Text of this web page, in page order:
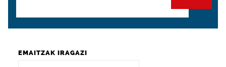
EMAITZAK IRAGAZI